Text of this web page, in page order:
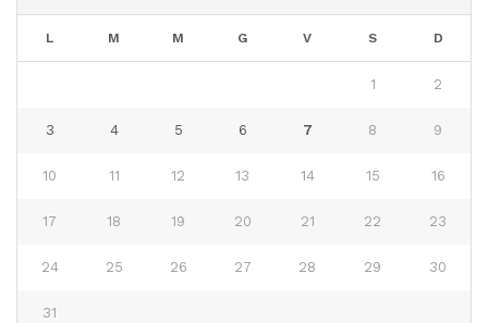
L M M G V S D
1 2
3 4 5 6 7 8 9
10 11 12 13 14 15 16
17 18 19 20 21 22 23
24 25 26 27 28 29 30
31